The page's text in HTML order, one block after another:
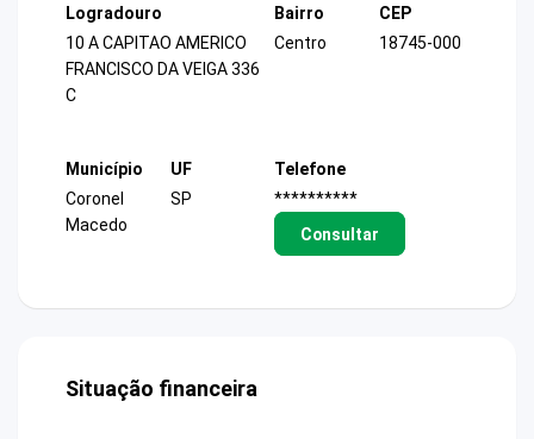
Logradouro
10 A CAPITAO AMERICO
FRANCISCO DA VEIGA 336
C
Bairro
Centro
CEP
18745-000
Município
Coronel
Macedo
UF
SP
Telefone
**********
Consultar
Situação financeira